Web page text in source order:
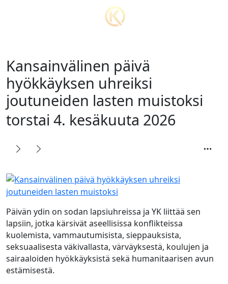
Kansainvälinen päivä
hyökkäyksen uhreiksi
joutuneiden lasten muistoksi
torstai 4. kesäkuuta 2026
Päivän ydin on sodan lapsiuhreissa ja YK liittää sen
lapsiin, jotka kärsivät aseellisissa konflikteissa
kuolemista, vammautumisista, sieppauksista,
seksuaalisesta väkivallasta, värväyksestä, koulujen ja
sairaaloiden hyökkäyksistä sekä humanitaarisen avun
estämisestä.